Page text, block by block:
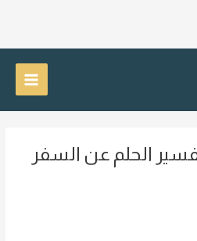
Main
الحلم عن السفر